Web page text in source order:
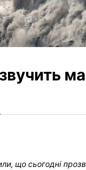
що сьогодні